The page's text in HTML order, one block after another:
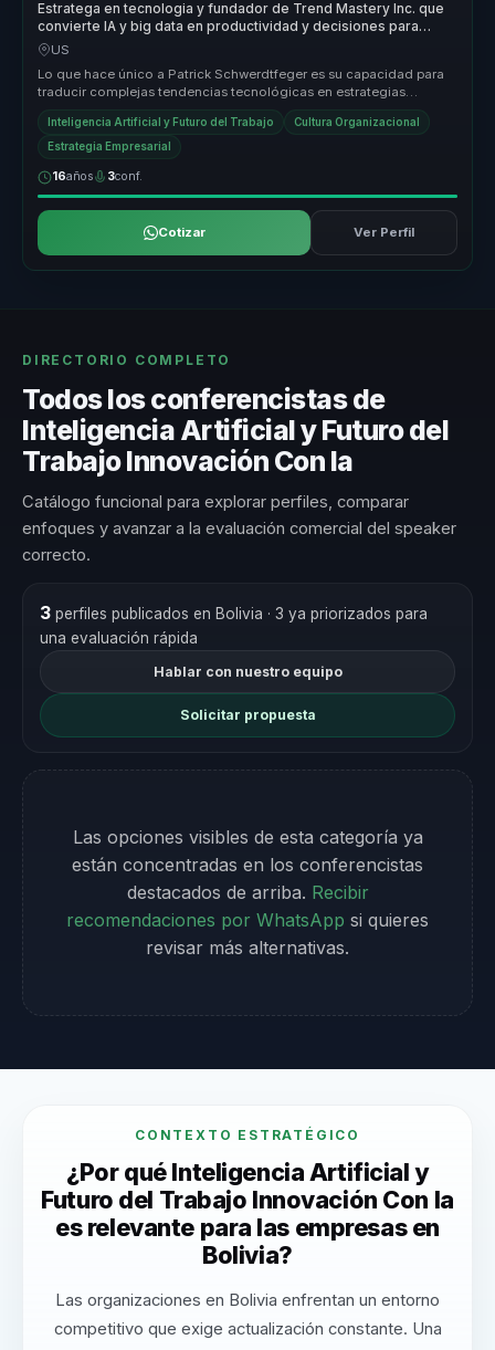
Estratega en tecnologia y fundador de Trend Mastery Inc. que
convierte IA y big data en productividad y decisiones para
empresas.
US
Lo que hace único a Patrick Schwerdtfeger es su capacidad para
traducir complejas tendencias tecnológicas en estrategias
prácticas que la...
Inteligencia Artificial y Futuro del Trabajo Cultura Organizacional
Estrategia Empresarial
16años 3conf.
Cotizar Ver Perfil
DIRECTORIO COMPLETO
Todos los conferencistas de
Inteligencia Artificial y Futuro del
Trabajo Innovación Con Ia
Catálogo funcional para explorar perfiles, comparar
enfoques y avanzar a la evaluación comercial del speaker
correcto.
3perfiles publicados en Bolivia · 3 ya priorizados para
una evaluación rápida
Hablar con nuestro equipo
Solicitar propuesta
Las opciones visibles de esta categoría ya
están concentradas en los conferencistas
destacados de arriba. Recibir
recomendaciones por WhatsApp si quieres
revisar más alternativas.
CONTEXTO ESTRATÉGICO
¿Por qué Inteligencia Artificial y
Futuro del Trabajo Innovación Con Ia
es relevante para las empresas en
Bolivia?
Las organizaciones en Bolivia enfrentan un entorno
competitivo que exige actualización constante. Una